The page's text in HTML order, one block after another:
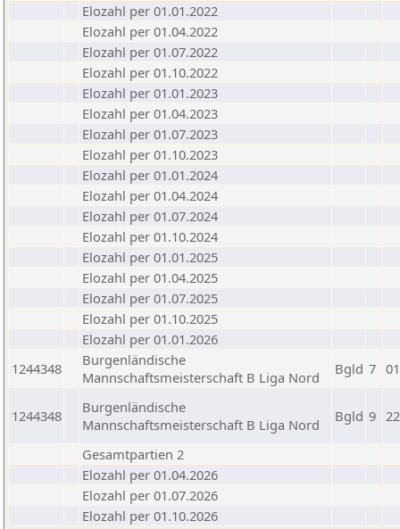
Elozahl per 01.01.2022
Elozahl per 01.04.2022
Elozahl per 01.07.2022
Elozahl per 01.10.2022
Elozahl per 01.01.2023
Elozahl per 01.04.2023
Elozahl per 01.07.2023
Elozahl per 01.10.2023
Elozahl per 01.01.2024
Elozahl per 01.04.2024
Elozahl per 01.07.2024
Elozahl per 01.10.2024
Elozahl per 01.01.2025
Elozahl per 01.04.2025
Elozahl per 01.07.2025
Elozahl per 01.10.2025
Elozahl per 01.01.2026
1244348
Burgenländische
Mannschaftsmeisterschaft B Liga Nord
Bgld 7
1244348
Burgenländische
Mannschaftsmeisterschaft B Liga Nord
Bgld 9
Gesamtpartien 2
Elozahl per 01.04.2026
Elozahl per 01.07.2026
Elozahl per 01.10.2026